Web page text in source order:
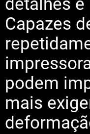
detalhes
Capazes
podem
mais